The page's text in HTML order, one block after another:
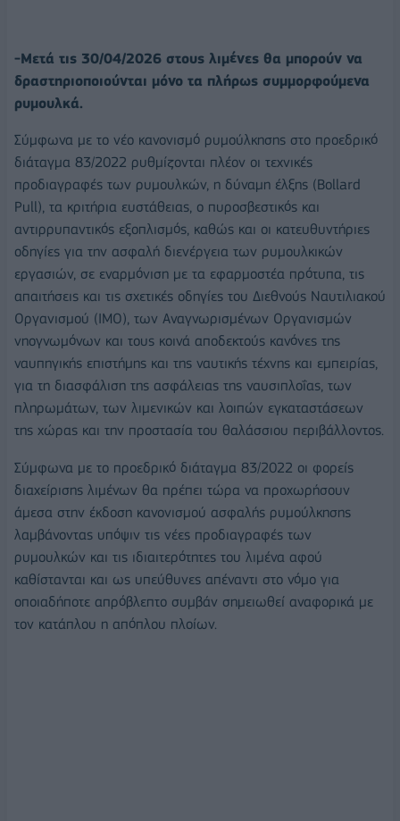
-Μετά τις 30/04/2026 στους λιμένες θα μπορούν να
δραστηριοποιούνται μόνο τα πλήρως συμμορφούμενα
ρυμουλκά.
Σύμφωνα με το νέο κανονισμό ρυμούλκησης στο προεδρικό
διάταγμα 83/2022 ρυθμίζονται πλέον οι τεχνικές
προδιαγραφές των ρυμουλκών, η δύναμη έλξης (Βollard
Pull), τα κριτήρια ευστάθειας, ο πυροσβεστικός και
αντιρρυπαντικός εξοπλισμός, καθώς και οι κατευθυντήριες
οδηγίες για την ασφαλή διενέργεια των ρυμουλκικών
εργασιών, σε εναρμόνιση με τα εφαρμοστέα πρότυπα, τις
απαιτήσεις και τις σχετικές οδηγίες του Διεθνούς Ναυτιλιακού
Οργανισμού (ΙΜΟ), των Αναγνωρισμένων Οργανισμών
νηογνωμόνων και τους κοινά αποδεκτούς κανόνες της
ναυπηγικής επιστήμης και της ναυτικής τέχνης και εμπειρίας,
για τη διασφάλιση της ασφάλειας της ναυσιπλοΐας, των
πληρωμάτων, των λιμενικών και λοιπών εγκαταστάσεων
της χώρας και την προστασία του θαλάσσιου περιβάλλοντος.
Σύμφωνα με το προεδρικό διάταγμα 83/2022 οι φορείς
διαχείρισης λιμένων θα πρέπει τώρα να προχωρήσουν
άμεσα στην έκδοση κανονισμού ασφαλής ρυμούλκησης
λαμβάνοντας υπόψιν τις νέες προδιαγραφές των
ρυμουλκών και τις ιδιαιτερότητες του λιμένα αφού
καθίστανται και ως υπεύθυνες απέναντι στο νόμο για
οποιαδήποτε απρόβλεπτο συμβάν σημειωθεί αναφορικά με
τον κατάπλου η απόπλου πλοίων.